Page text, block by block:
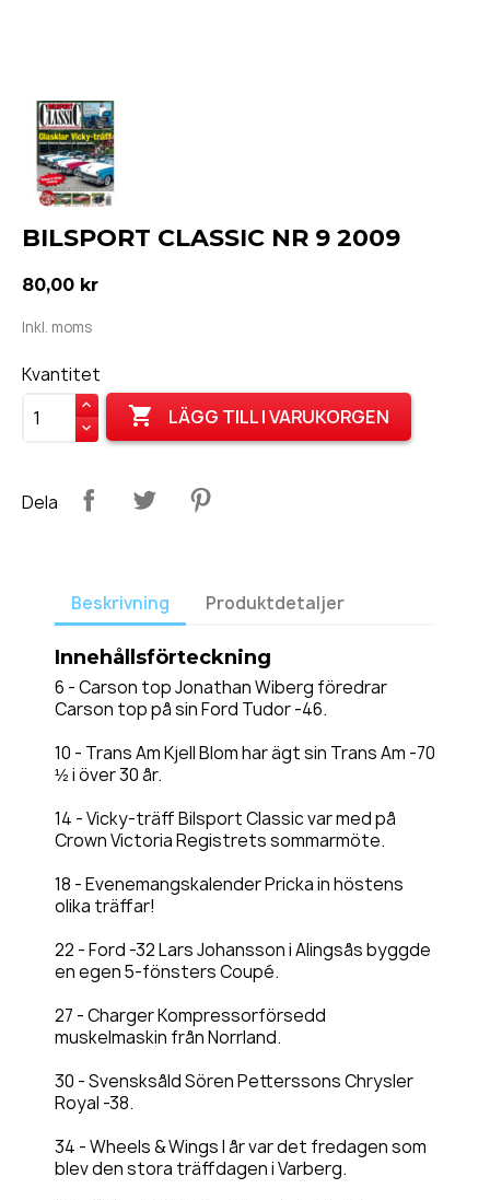
BILSPORT CLASSIC NR 9 2009
80,00 kr
Inkl. moms
Kvantitet
 LÄGG TILL I VARUKORGEN
Dela
Beskrivning Produktdetaljer
Innehållsförteckning
6 - Carson top Jonathan Wiberg föredrar
Carson top på sin Ford Tudor -46.
10 - Trans Am Kjell Blom har ägt sin Trans Am -70
½ i över 30 år.
14 - Vicky-träff Bilsport Classic var med på
Crown Victoria Registrets sommarmöte.
18 - Evenemangskalender Pricka in höstens
olika träffar!
22 - Ford -32 Lars Johansson i Alingsås byggde
en egen 5-fönsters Coupé.
27 - Charger Kompressorförsedd
muskelmaskin från Norrland.
30 - Svensksåld Sören Petterssons Chrysler
Royal -38.
34 - Wheels & Wings I år var det fredagen som
blev den stora träffdagen i Varberg.